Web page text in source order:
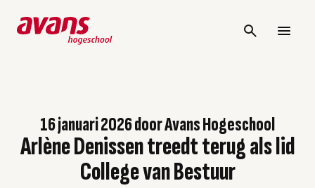
16 januari 2026doorAvans Hogeschool
Arlène Denissen treedt terug als lid
College van Bestuur